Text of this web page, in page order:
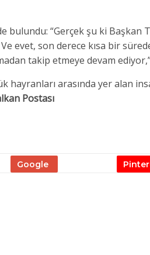
bulundu: “Gerçek şu ki Başkan
evet, son derece kısa bir
takip etmeye devam
hayranları arasında yer alan
Postası